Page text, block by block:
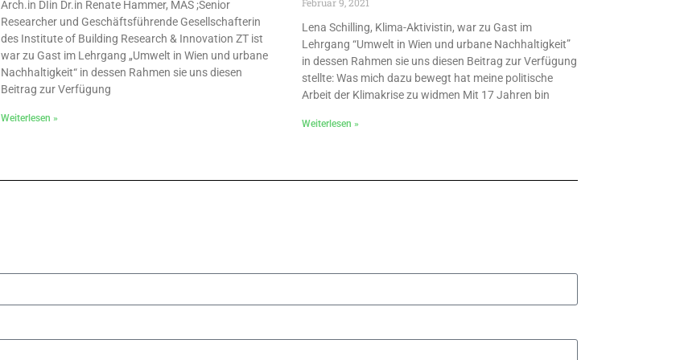
Arch.in DIin Dr.in Renate Hammer, MAS ;Senior
Researcher und Geschäftsführende Gesellschafterin
des Institute of Building Research & Innovation ZT ist
war zu Gast im Lehrgang „Umwelt in Wien und urbane
Nachhaltigkeit“ in dessen Rahmen sie uns diesen
Beitrag zur Verfügung
Weiterlesen »
Februar 9, 2021
Lena Schilling, Klima-Aktivistin, war zu Gast im
Lehrgang “Umwelt in Wien und urbane Nachhaltigkeit”
in dessen Rahmen sie uns diesen Beitrag zur Verfügung
stellte: Was mich dazu bewegt hat meine politische
Arbeit der Klimakrise zu widmen Mit 17 Jahren bin
Weiterlesen »